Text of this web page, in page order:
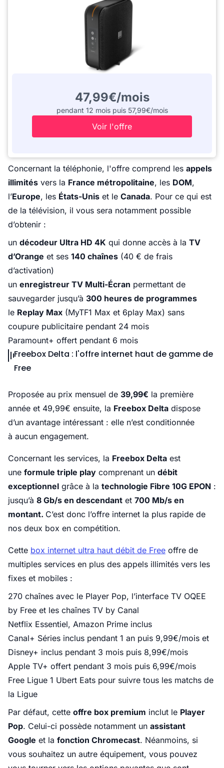
47,99€/mois
pendant 12 mois puis 57,99€/mois
Voir l'offre
Concernant la téléphonie, l'offre comprend les appels
illimités vers la France métropolitaine, les DOM,
l’Europe, les États-Unis et le Canada. Pour ce qui est
de la télévision, il vous sera notamment possible
d’obtenir :
un décodeur Ultra HD 4K qui donne accès à la TV
d’Orange et ses 140 chaînes (40 € de frais
d’activation)
un enregistreur TV Multi-Écran permettant de
sauvegarder jusqu’à 300 heures de programmes
le Replay Max (MyTF1 Max et 6play Max) sans
coupure publicitaire pendant 24 mois
Paramount+ offert pendant 6 mois
Freebox Delta : l'offre internet haut de gamme de
Free
Proposée au prix mensuel de 39,99€ la première
année et 49,99€ ensuite, la Freebox Delta dispose
d’un avantage intéressant : elle n’est conditionnée
à aucun engagement.
Concernant les services, la Freebox Delta est
une formule triple play comprenant un débit
exceptionnel grâce à la technologie Fibre 10G EPON :
jusqu’à 8 Gb/s en descendant et 700 Mb/s en
montant. C’est donc l’offre internet la plus rapide de
nos deux box en compétition.
Cette box internet ultra haut débit de Free offre de
multiples services en plus des appels illimités vers les
fixes et mobiles :
270 chaînes avec le Player Pop, l’interface TV OQEE
by Free et les chaînes TV by Canal
Netflix Essentiel, Amazon Prime inclus
Canal+ Séries inclus pendant 1 an puis 9,99€/mois et
Disney+ inclus pendant 3 mois puis 8,99€/mois
Apple TV+ offert pendant 3 mois puis 6,99€/mois
Free Ligue 1 Ubert Eats pour suivre tous les matchs de
la Ligue
Par défaut, cette offre box premium inclut le Player
Pop. Celui-ci possède notamment un assistant
Google et la fonction Chromecast. Néanmoins, si
vous souhaitez un autre équipement, vous pouvez